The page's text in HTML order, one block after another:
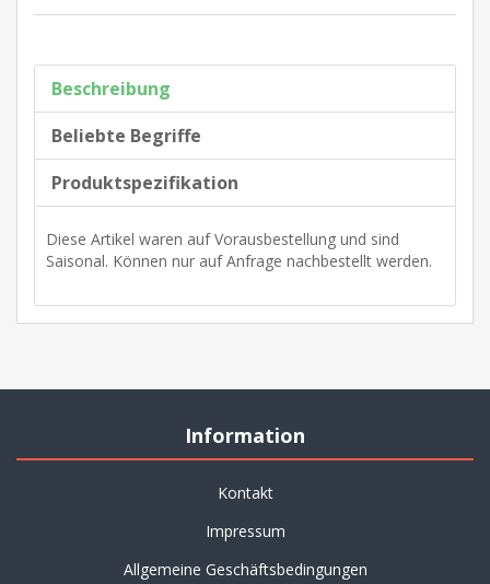
Beschreibung
Beliebte Begriffe
Produktspezifikation
Diese Artikel waren auf Vorausbestellung und sind
Saisonal. Können nur auf Anfrage nachbestellt werden.
Information
Kontakt
Impressum
Allgemeine Geschäftsbedingungen